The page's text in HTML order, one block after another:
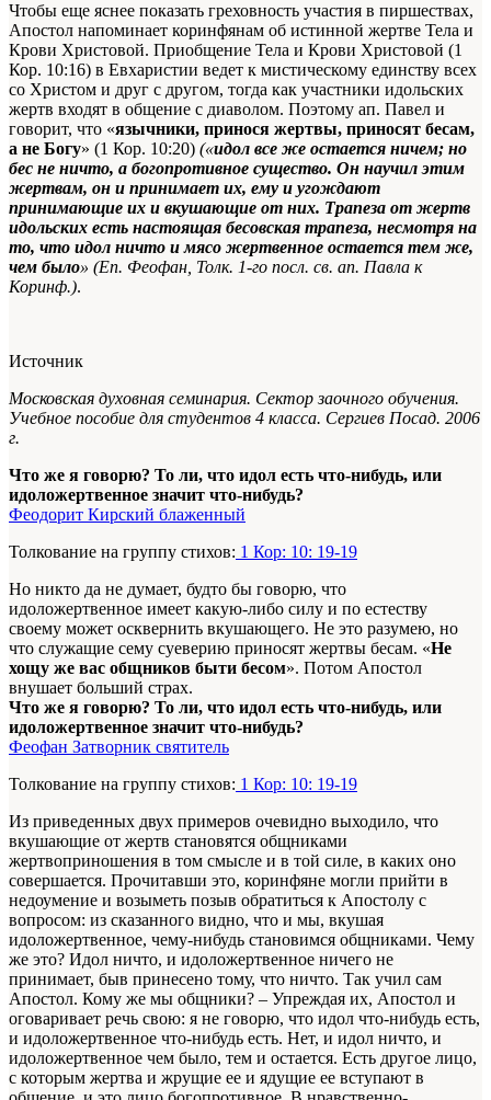
Чтобы еще яснее показать греховность участия в пиршествах,
Апостол напоминает коринфянам об истинной жертве Тела и
Крови Христовой. Приобщение Тела и Крови Христовой (1
Кор. 10:16) в Евхаристии ведет к мистическому единству всех
со Христом и друг с другом, тогда как участники идольских
жертв входят в общение с диаволом. Поэтому ап. Павел и
говорит, что «язычники, принося жертвы, приносят бесам,
а не Богу» (1 Кор. 10:20) («идол все же остается ничем; но
бес не ничто, а богопротивное существо. Он научил этим
жертвам, он и принимает их, ему и угождают
принимающие их и вкушающие от них. Трапеза от жертв
идольских есть настоящая бесовская трапеза, несмотря на
то, что идол ничто и мясо жертвенное остается тем же,
чем было» (Еп. Феофан, Толк. 1-го посл. св. ап. Павла к
Коринф.).
Источник
Московская духовная семинария. Сектор заочного обучения.
Учебное пособие для студентов 4 класса. Сергиев Посад. 2006
г.
Что же я говорю? То ли, что идол есть что-нибудь, или
идоложертвенное значит что-нибудь?
Феодорит Кирский блаженный
Толкование на группу стихов: 1 Кор: 10: 19-19
Но никто да не думает, будто бы говорю, что
идоложертвенное имеет какую-либо силу и по естеству
своему может осквернить вкушающего. Не это разумею, но
что служащие сему суеверию приносят жертвы бесам. «Не
хощу же вас общников быти бесом». Потом Апостол
внушает больший страх.
Что же я говорю? То ли, что идол есть что-нибудь, или
идоложертвенное значит что-нибудь?
Феофан Затворник святитель
Толкование на группу стихов: 1 Кор: 10: 19-19
Из приведенных двух примеров очевидно выходило, что
вкушающие от жертв становятся общниками
жертвоприношения в том смысле и в той силе, в каких оно
совершается. Прочитавши это, коринфяне могли прийти в
недоумение и возыметь позыв обратиться к Апостолу с
вопросом: из сказанного видно, что и мы, вкушая
идоложертвенное, чему-нибудь становимся общниками. Чему
же это? Идол ничто, и идоложертвенное ничего не
принимает, быв принесено тому, что ничто. Так учил сам
Апостол. Кому же мы общники? – Упреждая их, Апостол и
оговаривает речь свою: я не говорю, что идол что-нибудь есть,
и идоложертвенное что-нибудь есть. Нет, и идол ничто, и
идоложертвенное чем было, тем и остается. Есть другое лицо,
с которым жертва и жрущие ее и ядущие ее вступают в